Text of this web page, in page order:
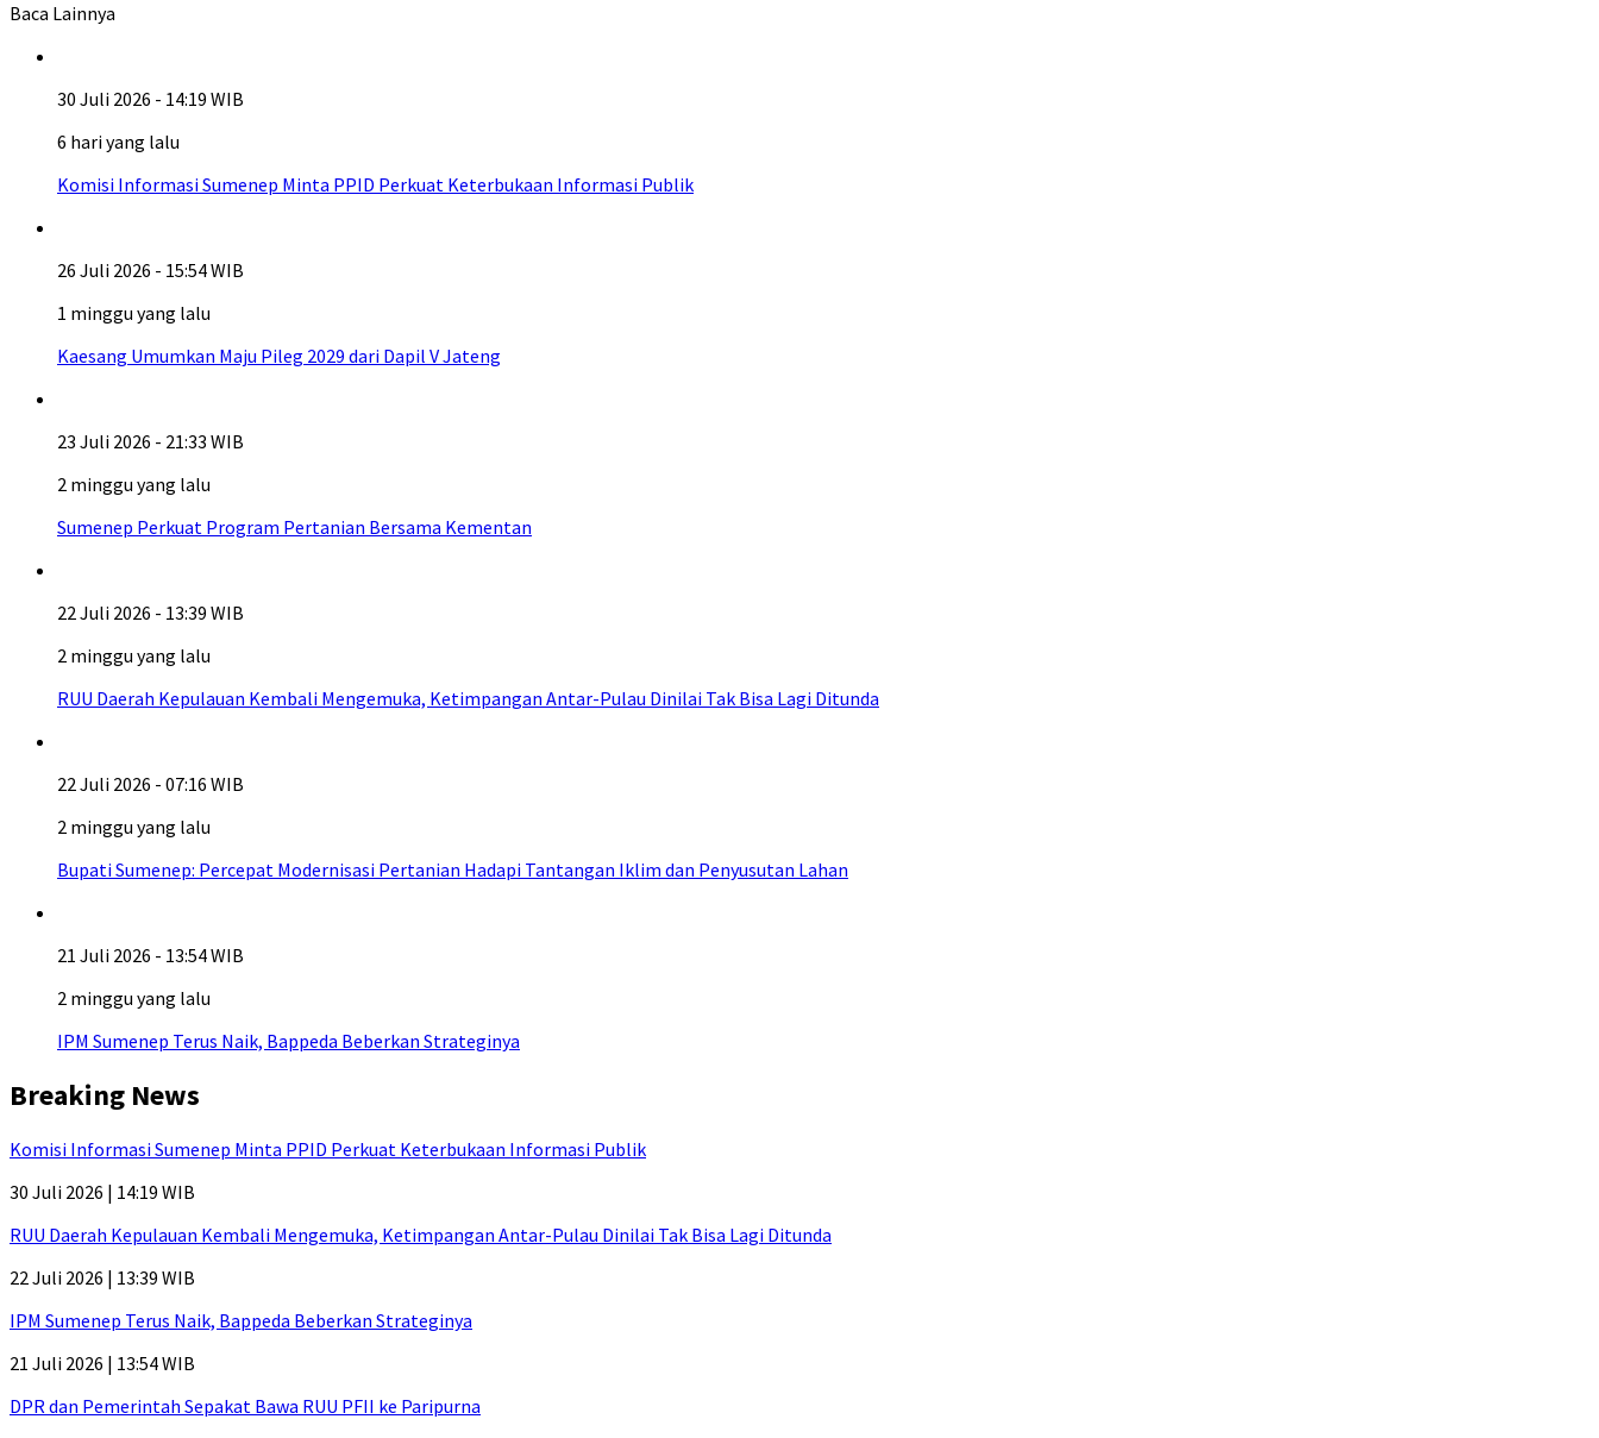
Baca Lainnya
30 Juli 2026 - 14:19 WIB
6 hari yang lalu
Komisi Informasi Sumenep Minta PPID Perkuat Keterbukaan Informasi Publik
26 Juli 2026 - 15:54 WIB
1 minggu yang lalu
Kaesang Umumkan Maju Pileg 2029 dari Dapil V Jateng
23 Juli 2026 - 21:33 WIB
2 minggu yang lalu
Sumenep Perkuat Program Pertanian Bersama Kementan
22 Juli 2026 - 13:39 WIB
2 minggu yang lalu
RUU Daerah Kepulauan Kembali Mengemuka, Ketimpangan Antar-Pulau Dinilai Tak Bisa Lagi Ditunda
22 Juli 2026 - 07:16 WIB
2 minggu yang lalu
Bupati Sumenep: Percepat Modernisasi Pertanian Hadapi Tantangan Iklim dan Penyusutan Lahan
21 Juli 2026 - 13:54 WIB
2 minggu yang lalu
IPM Sumenep Terus Naik, Bappeda Beberkan Strateginya
Breaking News
Komisi Informasi Sumenep Minta PPID Perkuat Keterbukaan Informasi Publik
30 Juli 2026 | 14:19 WIB
RUU Daerah Kepulauan Kembali Mengemuka, Ketimpangan Antar-Pulau Dinilai Tak Bisa Lagi Ditunda
22 Juli 2026 | 13:39 WIB
IPM Sumenep Terus Naik, Bappeda Beberkan Strateginya
21 Juli 2026 | 13:54 WIB
DPR dan Pemerintah Sepakat Bawa RUU PFII ke Paripurna